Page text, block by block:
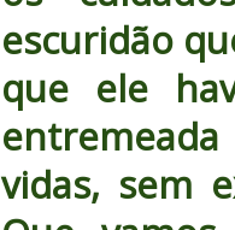
escuridão
que ele
vidas, sem